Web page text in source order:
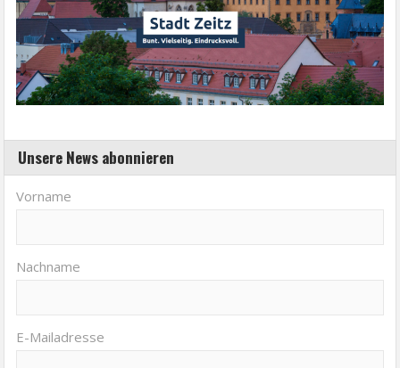
Unsere News abonnieren
Vorname
Nachname
E-Mailadresse